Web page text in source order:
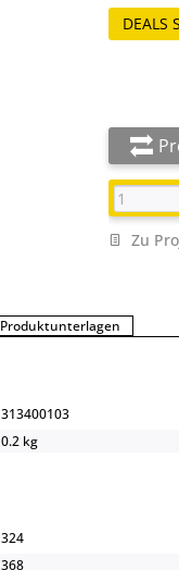
DEALS
Zu
Produktunterlagen
313400103
0.2 kg
324
368